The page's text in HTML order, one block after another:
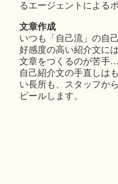
るエージェントによる
文章作成
いつも「自己流」の自
好感度の高い紹介文に
文章をつくるのが苦手
自己紹介文の手直しは
い長所も、スタッフか
ピールします。